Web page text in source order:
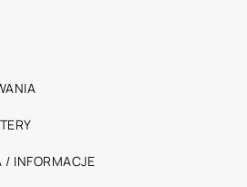
/ INFORMACJE